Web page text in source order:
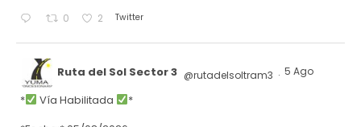
0 2 Twitter
Ruta del Sol Sector 3 @rutadelsoltram3 · 5 Ago
* Vía Habilitada
*